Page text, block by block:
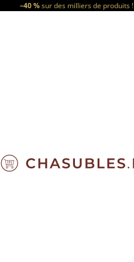
–40 %sur des milliers de produits !
CHASUBLES.FR